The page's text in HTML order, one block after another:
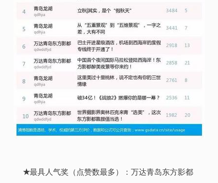
★最具人气奖（点赞数最多）：万达青岛东方影都